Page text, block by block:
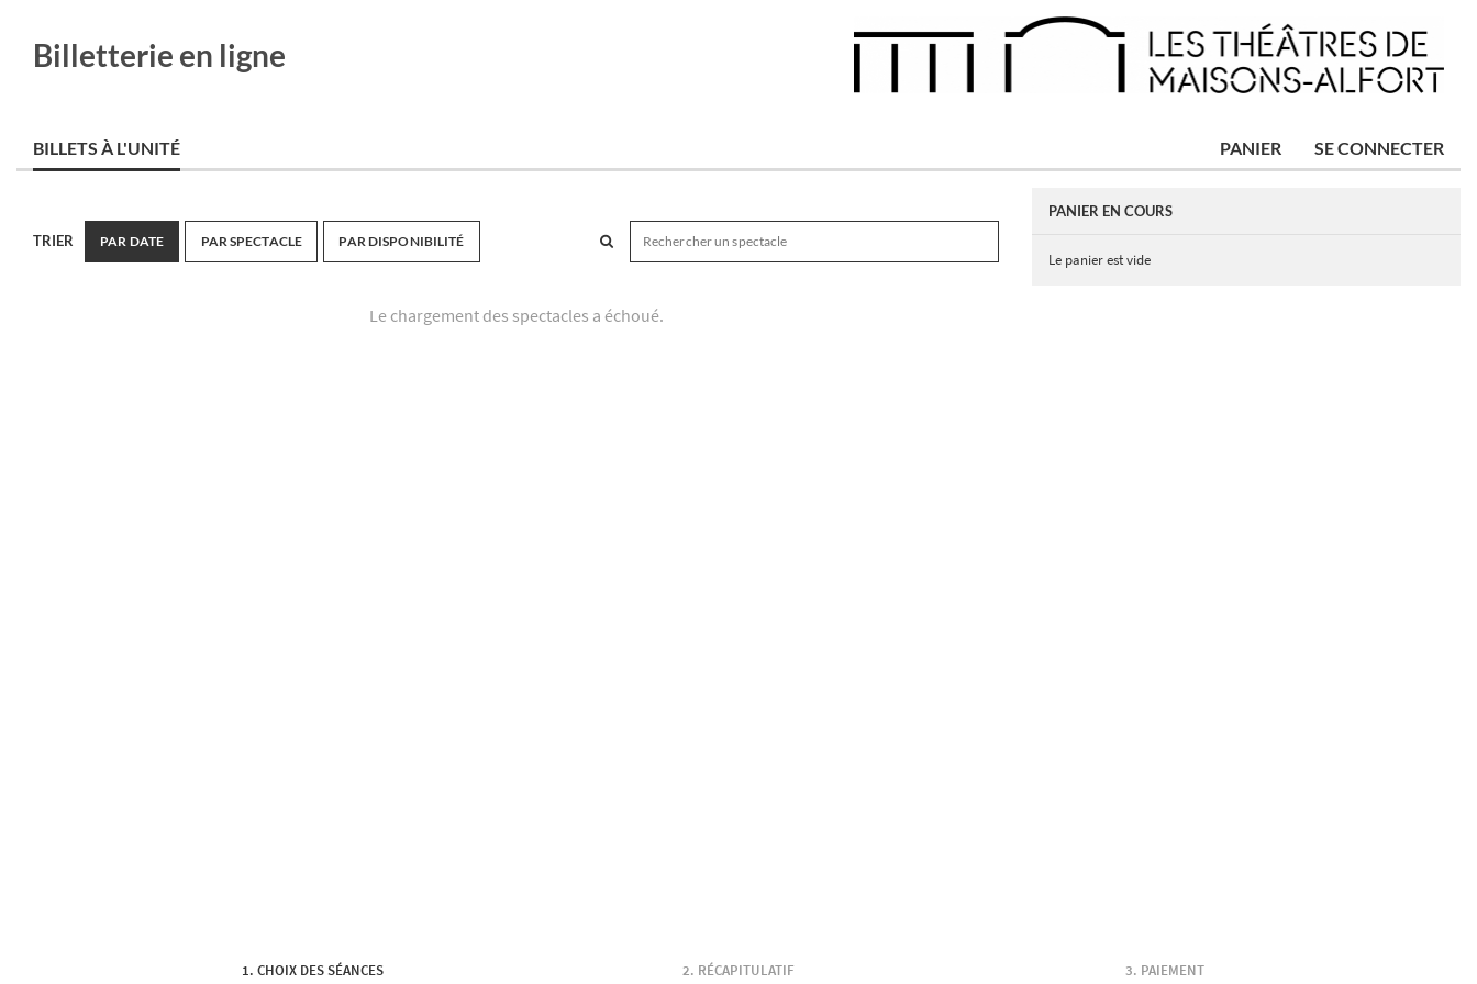
Billetterie en ligne
BILLETS À L'UNITÉ PANIER SE CONNECTER
TRIER PAR DATE PAR SPECTACLE PAR DISPONIBILITÉ
Le chargement des spectacles a échoué.
PANIER EN COURS
Le panier est vide
CHOIX DES SÉANCES RÉCAPITULATIF PAIEMENT